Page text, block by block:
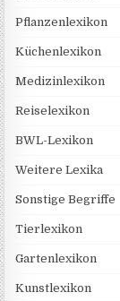
Pflanzenlexikon
Küchenlexikon
Medizinlexikon
Reiselexikon
BWL-Lexikon
Weitere Lexika
Sonstige Begriffe
Tierlexikon
Gartenlexikon
Kunstlexikon